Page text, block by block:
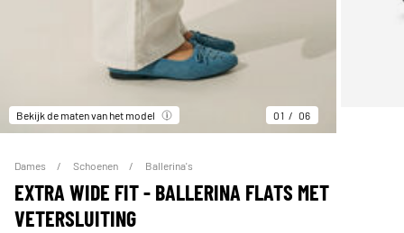
Bekijk de maten van het model 01 06
Dames Schoenen Ballerina's
EXTRA WIDE FIT - BALLERINA FLATS MET
VETERSLUITING